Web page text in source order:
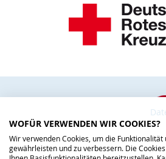
WOFÜR VERWENDEN WIR COOKIES?
Wir verwenden Cookies, um die
gewährleisten und zu verbessern. Die